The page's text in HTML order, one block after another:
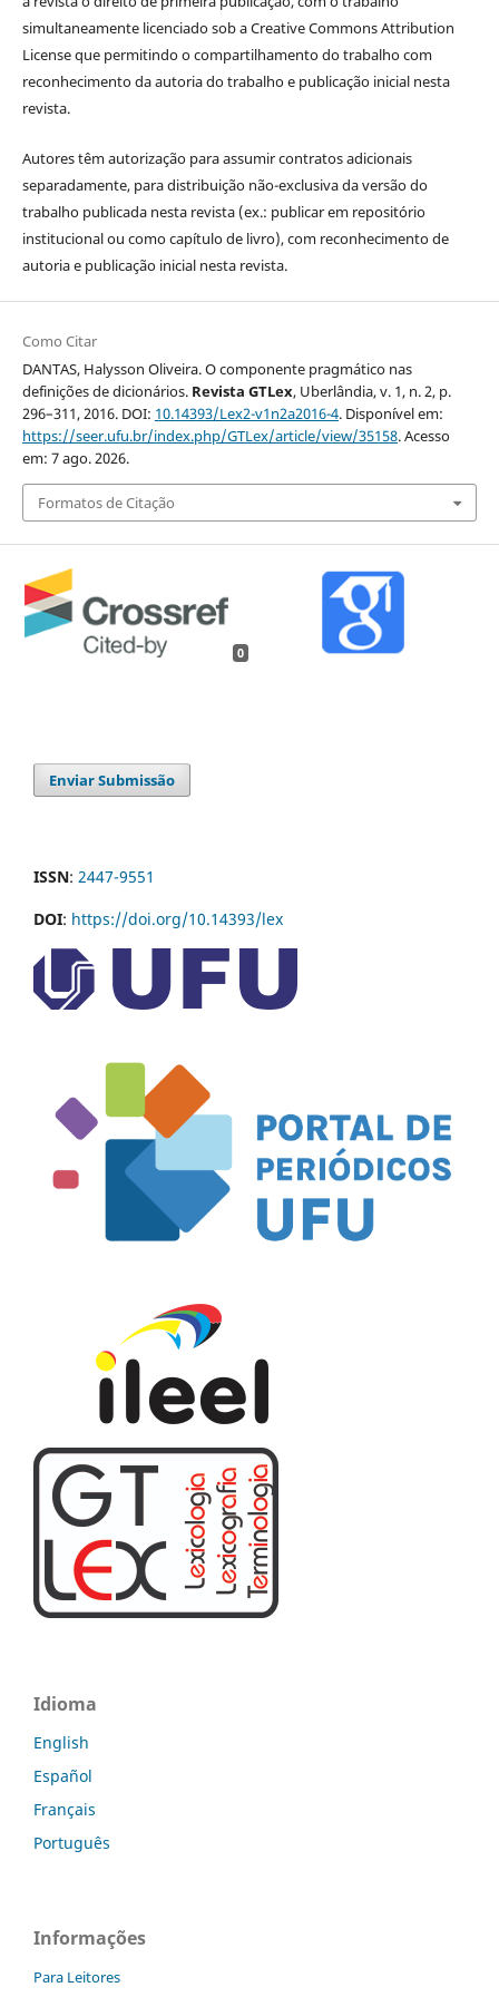
simultaneamente licenciado sob a Creative Commons Attribution
License que permitindo o compartilhamento do trabalho com
reconhecimento da autoria do trabalho e publicação inicial nesta
revista.
Autores têm autorização para assumir contratos adicionais
separadamente, para distribuição não-exclusiva da versão do
trabalho publicada nesta revista (ex.: publicar em repositório
institucional ou como capítulo de livro), com reconhecimento de
autoria e publicação inicial nesta revista.
Como Citar
DANTAS, Halysson Oliveira. O componente pragmático nas
definições de dicionários. Revista GTLex, Uberlândia, v. 1, n. 2, p.
296–311, 2016. DOI: 10.14393/Lex2-v1n2a2016-4. Disponível em:
https://seer.ufu.br/index.php/GTLex/article/view/35158. Acesso
em: 7 ago. 2026.
Formatos de Citação
0
Enviar Submissão
ISSN: 2447-9551
DOI: https://doi.org/10.14393/lex
Idioma
English
Español
Français
Português
Informações
Para Leitores